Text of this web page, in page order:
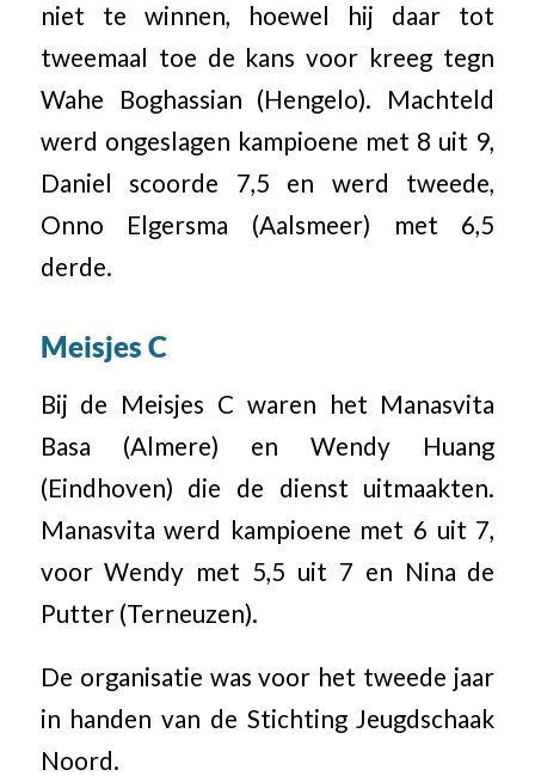
niet te winnen, hoewel hij daar tot
tweemaal toe de kans voor kreeg tegn
Wahe Boghassian (Hengelo). Machteld
werd ongeslagen kampioene met 8 uit 9,
Daniel scoorde 7,5 en werd tweede,
Onno Elgersma (Aalsmeer) met 6,5
derde.
Meisjes C
Bij de Meisjes C waren het Manasvita
Basa (Almere) en Wendy Huang
(Eindhoven) die de dienst uitmaakten.
Manasvita werd kampioene met 6 uit 7,
voor Wendy met 5,5 uit 7 en Nina de
Putter (Terneuzen).
De organisatie was voor het tweede jaar
in handen van de Stichting Jeugdschaak
Noord.